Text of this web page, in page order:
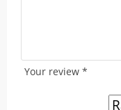
Your review *